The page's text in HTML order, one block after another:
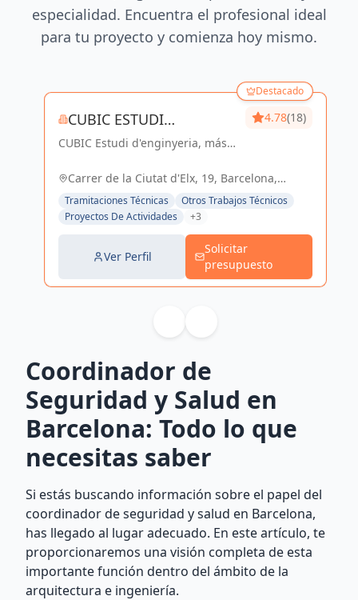
especialidad. Encuentra el profesional ideal
para tu proyecto y comienza hoy mismo.
Destacado
CUBIC ESTUDI
D'ENGINYERIA S.L.
CUBIC Estudi d'enginyeria, más
de Arquitectura e Ingeniería con
4.78(18)
Carrer de la Ciutat d'Elx, 19, Barcelona,
España, España
Tramitaciones Técnicas
Otros Trabajos Técnicos
Proyectos De Actividades
+3
Ver Perfil
Solicitar
presupuesto
Coordinador de
Seguridad y Salud en
Barcelona: Todo lo que
necesitas saber
Si estás buscando información sobre el papel del
coordinador de seguridad y salud en Barcelona,
has llegado al lugar adecuado. En este artículo, te
proporcionaremos una visión completa de esta
importante función dentro del ámbito de la
arquitectura e ingeniería.